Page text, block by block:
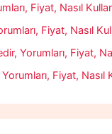
Fiyat, Nasıl
Fiyat, Nasıl
Yorumları, Fiyat,
Fiyat, Nasıl